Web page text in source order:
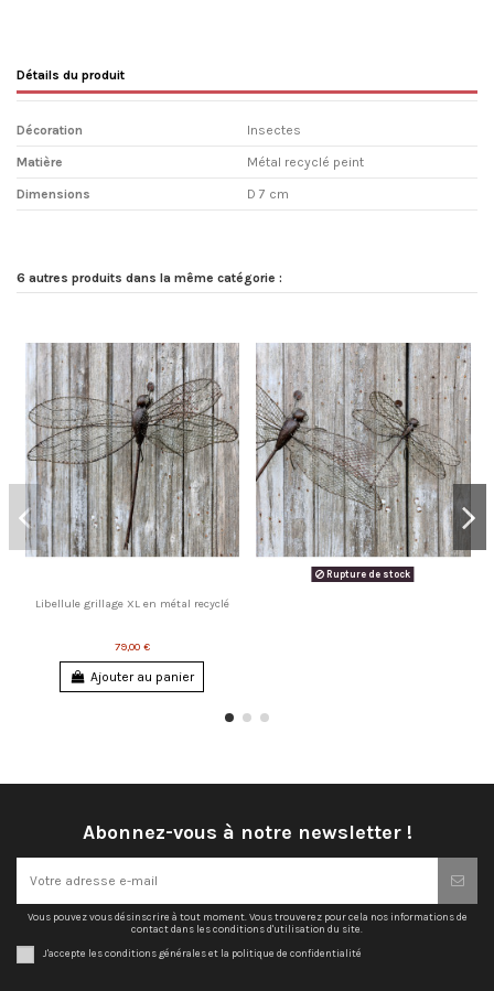
Détails du produit
Décoration Insectes
Matière Métal recyclé peint
Dimensions D 7 cm
6 autres produits dans la même catégorie :
Libellule grillage XL en métal recyclé
79,00 €
Ajouter au panier
Rupture de stock
Abonnez-vous à notre newsletter !
Vous pouvez vous désinscrire à tout moment. Vous trouverez pour cela nos informations de
contact dans les conditions d'utilisation du site.
J'accepte les conditions générales et la politique de confidentialité